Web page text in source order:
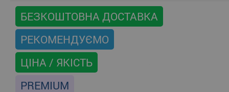
БЕЗКОШТОВНА ДОСТАВКА
РЕКОМЕНДУЄМО
ЦІНА / ЯКІСТЬ
PREMIUM